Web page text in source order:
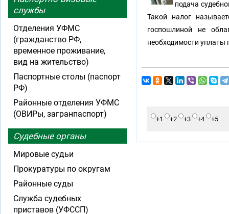
подача
Такой налог
госпошлиной не
необходимости
+1 +2 +3 +4 +5
службы
Отделения УФМС
(гражданство РФ,
временное проживание,
вид на жительство)
Паспортные столы (паспорт
РФ)
Районные отделения УФМС
(ОВИРы, загранпаспорт)
Судебные органы
Мировые судьи
Прокуратуры по округам
Районные суды
Служба судебных
приставов (УФССП)